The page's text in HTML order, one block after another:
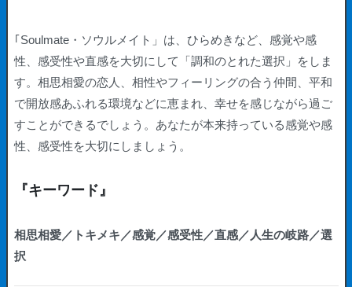
｢Soulmate・ソウルメイト」は、ひらめきなど、感覚や感
性、感受性や直感を大切にして「調和のとれた選択」をしま
す。相思相愛の恋人、相性やフィーリングの合う仲間、平和
で開放感あふれる環境などに恵まれ、幸せを感じながら過ご
すことができるでしょう。あなたが本来持っている感覚や感
性、感受性を大切にしましょう。
『キーワード』
相思相愛／トキメキ／感覚／感受性／直感／人生の岐路／選
択